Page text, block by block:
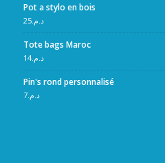
Pot a stylo en bois
د.م.25
Tote bags Maroc
د.م.14
Pin's rond personnalisé
د.م.7